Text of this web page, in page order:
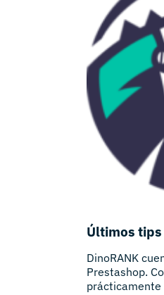
Últimos tips
DinoRANK
Prestashop.
prácticamente